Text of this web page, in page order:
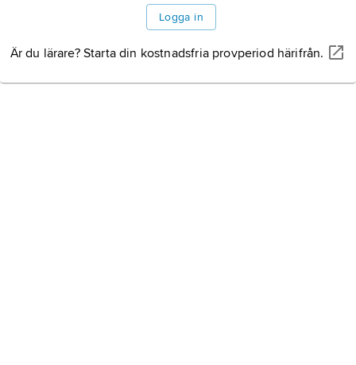
Logga in
Är du lärare? Starta din kostnadsfria provperiod härifrån.